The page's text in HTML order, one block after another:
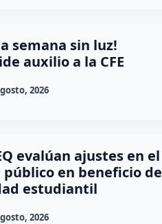
semana sin luz!
auxilio a la CFE
2026
evalúan ajustes en el
en beneficio de
estudiantil
2026